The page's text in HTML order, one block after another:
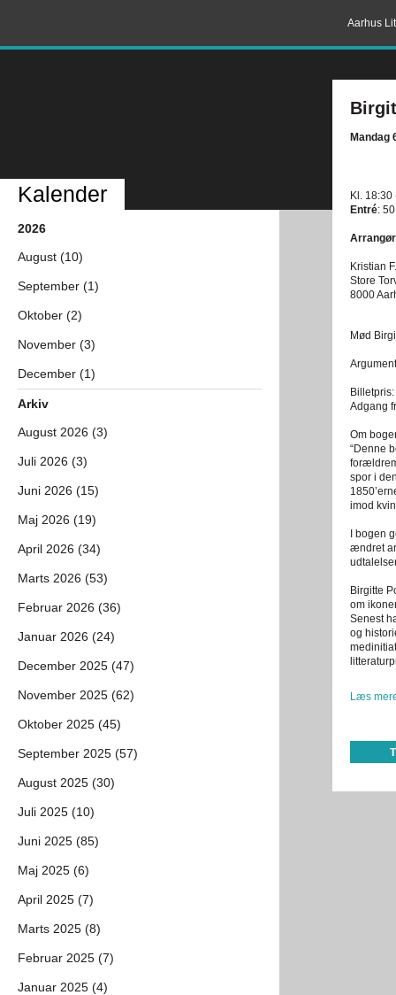
Aarhus
Mandag
Kl. 18:30
Entré:
Kristian
Store
8000
Mød
Adgang
Om
“Denne
spor i
imod
I bogen
ændret
Birgitte
om
Senest
og
Læs
Kalender
2026
August (10)
September (1)
Oktober (2)
November (3)
December (1)
Arkiv
August 2026 (3)
Juli 2026 (3)
Juni 2026 (15)
Maj 2026 (19)
April 2026 (34)
Marts 2026 (53)
Februar 2026 (36)
Januar 2026 (24)
December 2025 (47)
November 2025 (62)
Oktober 2025 (45)
September 2025 (57)
August 2025 (30)
Juli 2025 (10)
Juni 2025 (85)
Maj 2025 (6)
April 2025 (7)
Marts 2025 (8)
Februar 2025 (7)
Januar 2025 (4)